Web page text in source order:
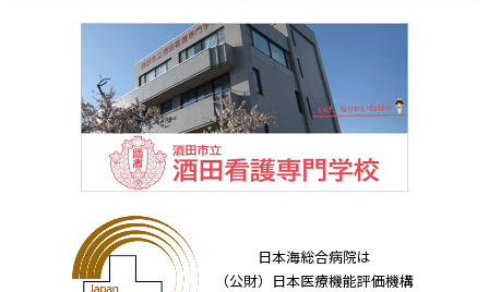
日本海総合病院は
（公財）日本医療機能評価機構